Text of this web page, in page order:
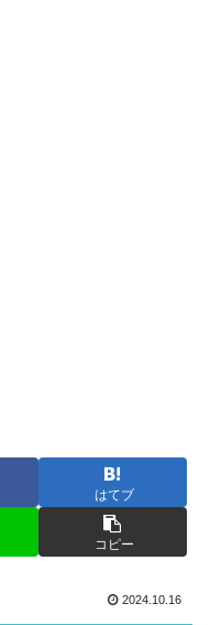
はてブ
コピー
2024.10.16